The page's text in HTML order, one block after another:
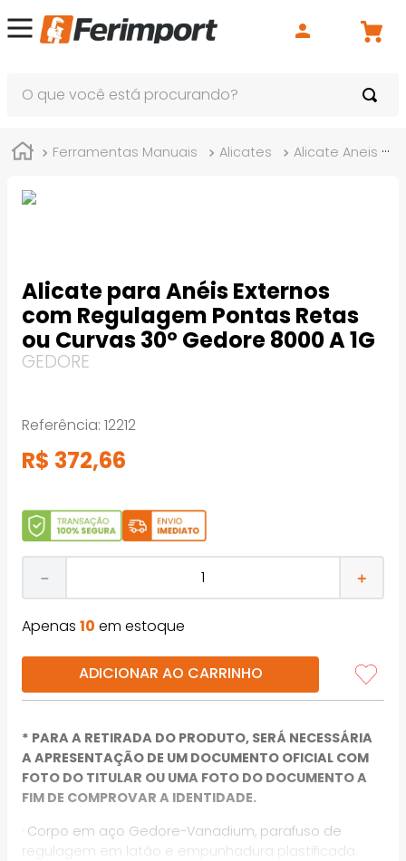
Ferramentas Manuais Alicates Alicate Aneis
Alicate para Anéis Externos
com Regulagem Pontas Retas
ou Curvas 30º Gedore 8000 A 1G
GEDORE
Referência: 12212
R$ 372,66
＋
－
Apenas 10 em estoque
ADICIONAR AO CARRINHO
* PARA A RETIRADA DO PRODUTO, SERÁ NECESSÁRIA
A APRESENTAÇÃO DE UM DOCUMENTO OFICIAL COM
FOTO DO TITULAR OU UMA FOTO DO DOCUMENTO A
FIM DE COMPROVAR A IDENTIDADE.
· Corpo em aço Gedore-Vanadium, parafuso de
regulagem em latão e empunhadura plastificada.